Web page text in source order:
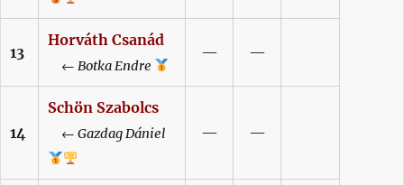
13
Horváth Csanád
← BotkaEndre
— —
14
Schön Szabolcs
← GazdagDániel — —